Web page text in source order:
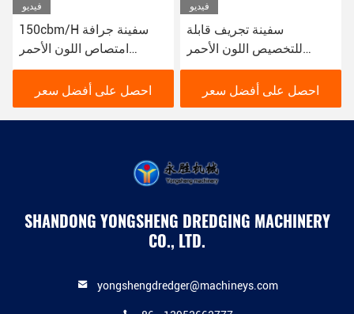
فيديو
150cbm/H سفينة جرافة
امتصاص اللون الأحمر
المستخدمة لآلة جرافة النهر
احصل على أفضل سعر
فيديو
سفينة تجريف قابلة
للتخصيص اللون الأحمر
لصيانة المياه والبناء النظام
الهيدروليكي
احصل على أفضل سعر
SHANDONG YONGSHENG DREDGING MACHINERY
CO., LTD.
yongshengdredger@machineys.com